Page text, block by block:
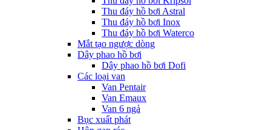
Thu đáy hồ bơi Astral
Thu đáy hồ bơi Inox
Thu đáy hồ bơi Waterco
Mắt tạo ngược dòng
Dây phao hồ bơi
Dây phao hồ bơi Dofi
Các loại van
Van Pentair
Van Emaux
Van 6 ngả
Bục xuất phát